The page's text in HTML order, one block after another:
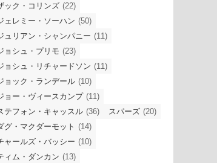
ック・コリンズ (22)
ェレミー・ソーハン (50)
ュリアン・シャンパニー (11)
ョシュ・プリモ (23)
ョシュ・リチャードソン (11)
ョック・ランデール (10)
ョー・ヴィースカンプ (11)
テフォン・キャッスル (36) スパーズ (20)
グ・マクダーモット (14)
ャールズ・バッシー (10)
ィム・ダンカン (13)